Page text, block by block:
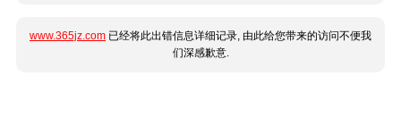
www.365jz.com 已经将此出错信息详细记录, 由此给您带来的访问不便我
们深感歉意.